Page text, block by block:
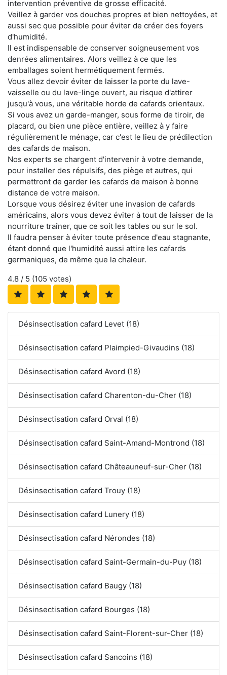
intervention préventive de grosse efficacité.
Veillez à garder vos douches propres et bien nettoyées, et
aussi sec que possible pour éviter de créer des foyers
d'humidité.
Il est indispensable de conserver soigneusement vos
denrées alimentaires. Alors veillez à ce que les
emballages soient hermétiquement fermés.
Vous allez devoir éviter de laisser la porte du lave-
vaisselle ou du lave-linge ouvert, au risque d'attirer
jusqu'à vous, une véritable horde de cafards orientaux.
Si vous avez un garde-manger, sous forme de tiroir, de
placard, ou bien une pièce entière, veillez à y faire
régulièrement le ménage, car c'est le lieu de prédilection
des cafards de maison.
Nos experts se chargent d'intervenir à votre demande,
pour installer des répulsifs, des piège et autres, qui
permettront de garder les cafards de maison à bonne
distance de votre maison.
Lorsque vous désirez éviter une invasion de cafards
américains, alors vous devez éviter à tout de laisser de la
nourriture traîner, que ce soit les tables ou sur le sol.
Il faudra penser à éviter toute présence d'eau stagnante,
étant donné que l'humidité aussi attire les cafards
germaniques, de même que la chaleur.
4.8 / 5 (105 votes)
Désinsectisation cafard Levet (18)
Désinsectisation cafard Plaimpied-Givaudins (18)
Désinsectisation cafard Avord (18)
Désinsectisation cafard Charenton-du-Cher (18)
Désinsectisation cafard Orval (18)
Désinsectisation cafard Saint-Amand-Montrond (18)
Désinsectisation cafard Châteauneuf-sur-Cher (18)
Désinsectisation cafard Trouy (18)
Désinsectisation cafard Lunery (18)
Désinsectisation cafard Nérondes (18)
Désinsectisation cafard Saint-Germain-du-Puy (18)
Désinsectisation cafard Baugy (18)
Désinsectisation cafard Bourges (18)
Désinsectisation cafard Saint-Florent-sur-Cher (18)
Désinsectisation cafard Sancoins (18)